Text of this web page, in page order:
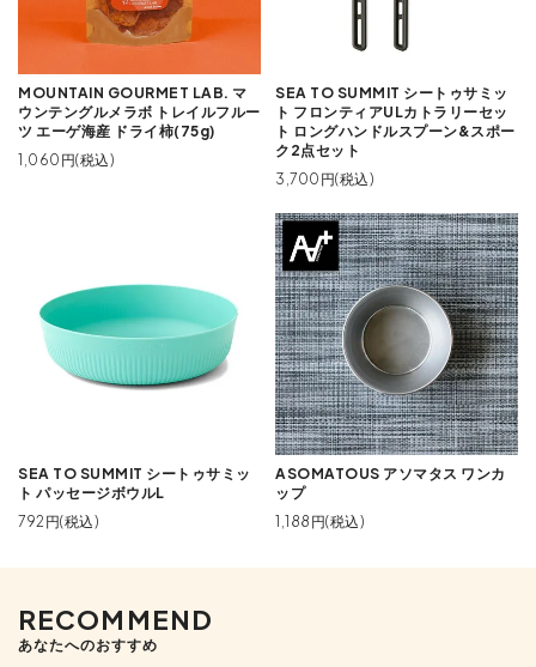
MOUNTAIN GOURMET LAB. マ
ウンテングルメラボ トレイルフルー
ツ エーゲ海産 ドライ柿(75g)
1,060円(税込)
SEA TO SUMMIT シートゥサミッ
ト フロンティアULカトラリーセッ
ト ロングハンドルスプーン&スポー
ク2点セット
3,700円(税込)
SEA TO SUMMIT シートゥサミッ
ト パッセージボウルL
792円(税込)
ASOMATOUS アソマタス ワンカ
ップ
1,188円(税込)
RECOMMEND
あなたへのおすすめ